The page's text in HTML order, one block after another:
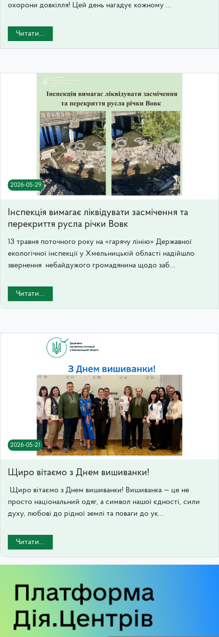
охорони довкілля! Цей день нагадує кожному ...
Читати...
2026-05-29
Інспекція вимагає ліквідувати засмічення та
перекриття русла річки Вовк
13 травня поточного року на «гарячу лінію» Державної
екологічної інспекції у Хмельницькій області надійшло
звернення небайдужого громадянина щодо заб...
Читати...
2026-05-21
Щиро вітаємо з Днем вишиванки!
Щиро вітаємо з Днем вишиванки! Вишиванка — це не
просто національний одяг, а символ нашої єдності, сили
духу, любові до рідної землі та поваги до ук...
Читати...